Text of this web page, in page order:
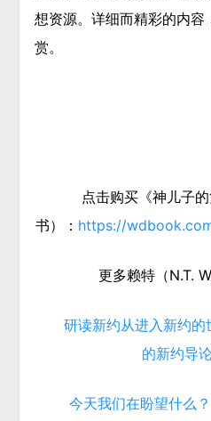
想资源。详细而精彩的内容
赏。
点击购买《神儿子
书）： https://
更多赖特（N.T.
研读新约从进入新约
的新约导
今天我们在盼望什么